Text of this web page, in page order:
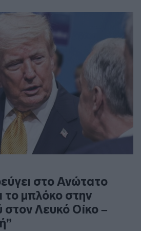
στο Ανώτατο
το μπλόκο στην
στον Λευκό Οίκο –